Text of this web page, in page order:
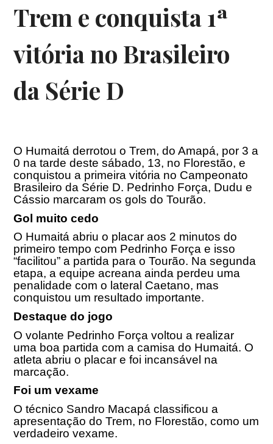
Trem e conquista 1ª
vitória no Brasileiro
da Série D
O Humaitá derrotou o Trem, do Amapá, por 3 a
0 na tarde deste sábado, 13, no Florestão, e
conquistou a primeira vitória no Campeonato
Brasileiro da Série D. Pedrinho Força, Dudu e
Cássio marcaram os gols do Tourão.
Gol muito cedo
O Humaitá abriu o placar aos 2 minutos do
primeiro tempo com Pedrinho Força e isso
“facilitou” a partida para o Tourão. Na segunda
etapa, a equipe acreana ainda perdeu uma
penalidade com o lateral Caetano, mas
conquistou um resultado importante.
Destaque do jogo
O volante Pedrinho Força voltou a realizar
uma boa partida com a camisa do Humaitá. O
atleta abriu o placar e foi incansável na
marcação.
Foi um vexame
O técnico Sandro Macapá classificou a
apresentação do Trem, no Florestão, como um
verdadeiro vexame.